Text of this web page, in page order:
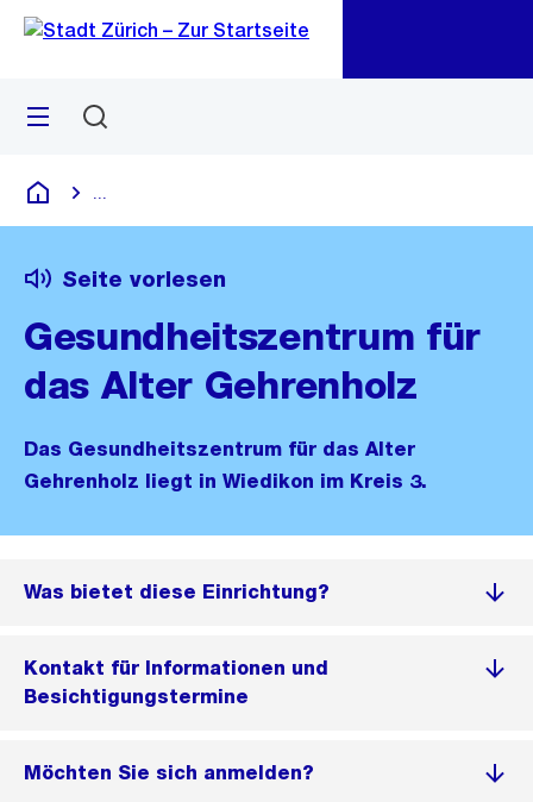
Navigation
Sprunglink
Menü
Deutsch
Seite vorlesen
Gesundheits­zentrum für
das Alter Gehrenholz
Das Gesundheitszentrum für das Alter
Gehrenholz liegt in Wiedikon im Kreis 3.
Was bietet diese Einrichtung?
Kontakt für Informationen und
Besichtigungstermine
Möchten Sie sich anmelden?